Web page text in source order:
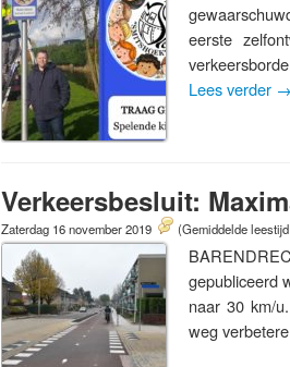
eerste
Lees verder →
Verkeersbesluit:
Zaterdag 16 november 2019 (Gemiddelde
gepubliceerd
naar 30 km/
weg